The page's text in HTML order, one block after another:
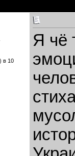
в 10
Я чё